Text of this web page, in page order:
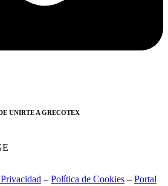
UNIRTE A GRECOTEX
– Política de Cookies – Portal